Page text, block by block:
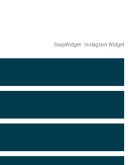
SnapWidget · Instagram Widget